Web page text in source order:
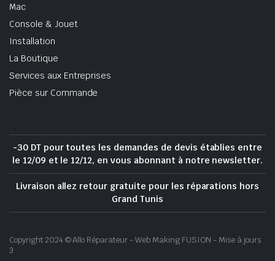
Mac
Console & Jouet
Installation
La Boutique
Services aux Entreprises
Pièce sur Commande
-30 DT pour toutes les demandes de devis établies entre
le 12/09 et le 12/12, en vous abonnant à notre newsletter.
Livraison allez retour gratuite pour les réparations hors
Grand Tunis
Copyright 2024 © Allo Réparateur - Web Making FUSION - Mise à jours
3